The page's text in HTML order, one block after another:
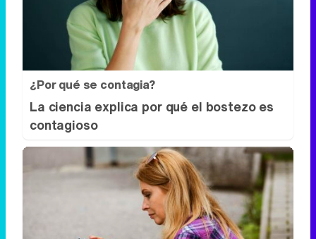
La ciencia explica por qué el bostezo es
contagioso
Cuidado con este hábito